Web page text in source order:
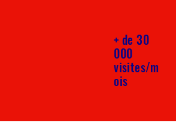
+ de 30
000
visites/m
ois